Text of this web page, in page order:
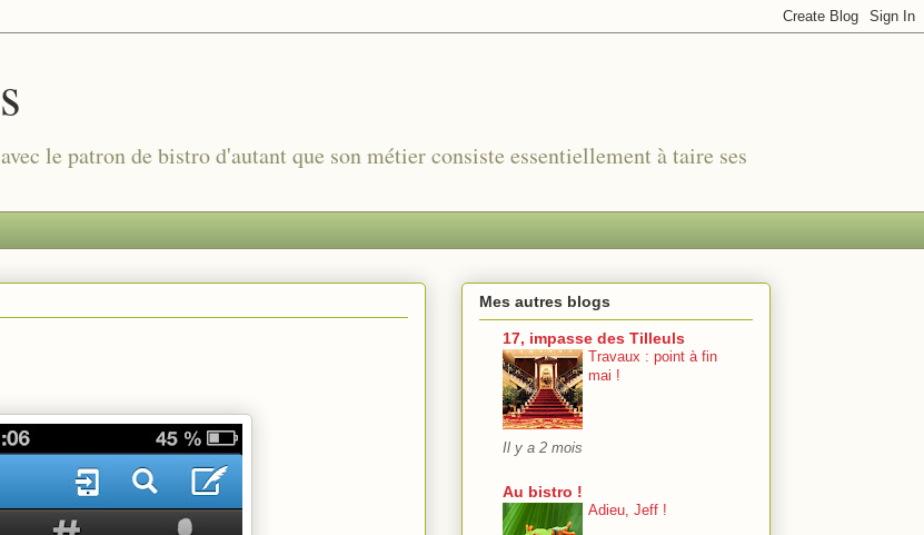
le patron de bistro d'autant que son métier consiste essentiellement à taire ses
Mes autres blogs
17, impasse des Tilleuls
Travaux : point à fin
mai !
Il y a 2 mois
Au bistro !
Adieu, Jeff !